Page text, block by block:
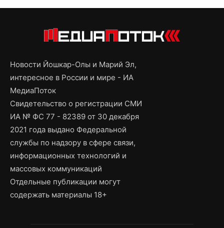
Новости Йошкар-Олы и Марий Эл,
интересное в России и мире - ИА
МедиаПоток
Свидетельство о регистрации СМИ
ИА № ФС 77 - 82389 от 30 декабря
2021 года выдано Федеральной
службы по надзору в сфере связи,
информационных технологий и
массовых коммуникаций
Отдельные публикации могут
содержать материалы 18+